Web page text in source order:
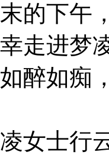
下午
走进梦
醉如痴
士行云